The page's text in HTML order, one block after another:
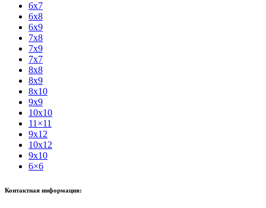
6x7
6x8
6x9
7x8
7x9
7x7
8x8
8x9
8x10
9x9
10x10
11×11
9x12
10x12
9x10
6×6
Контактная информация: